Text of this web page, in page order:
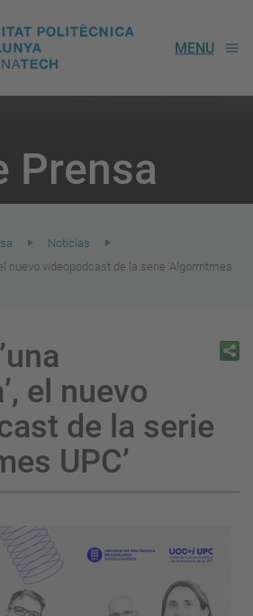
MENU
Prensa
Noticias
nuevo videopodcast de la serie ‘Algorrritmes
el nuevo
de la serie
UPC’